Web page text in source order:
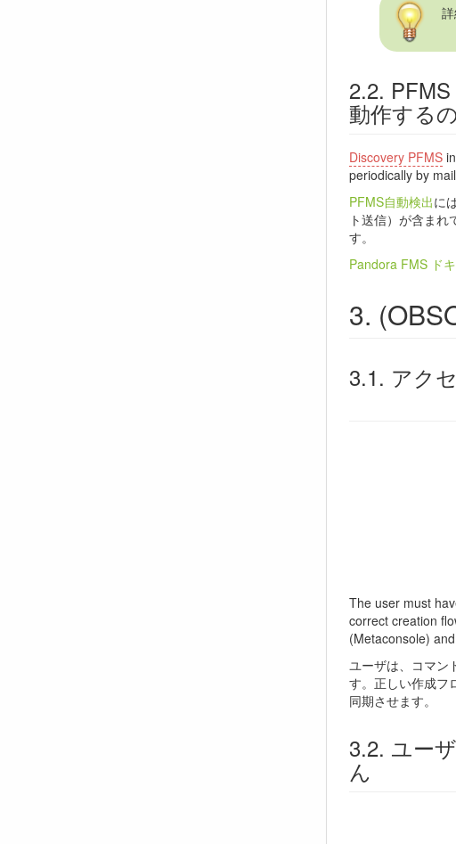
動作する
Discovery PFMS
periodically by
PFMS自動検出に
ト送信）が含ま
す。
Pandora FMS ド
アク
The user must
correct creation
(Metaconsole)
ユーザは、コマン
す。正しい作成フ
同期させます。
ユー
ん